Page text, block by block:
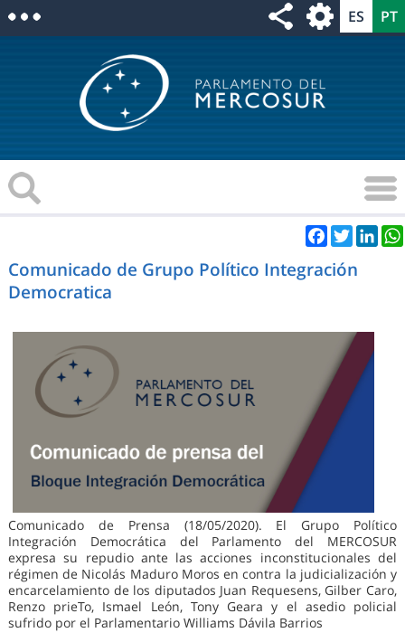
Facebook
Twitter
Comunicado de Grupo Político Integración
Democratica
Comunicado de Prensa (18/05/2020). El Grupo Político
Integración Democrática del Parlamento del MERCOSUR
expresa su repudio ante las acciones inconstitucionales del
régimen de Nicolás Maduro Moros en contra la judicialización y
encarcelamiento de los diputados Juan Requesens, Gilber Caro,
Renzo prieTo, Ismael León, Tony Geara y el asedio policial
sufrido por el Parlamentario Williams Dávila Barrios